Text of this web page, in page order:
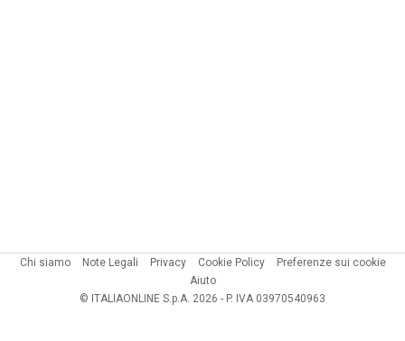
Chi siamo Note Legali Privacy Cookie Policy
Preferenze sui cookie
Aiuto
© ITALIAONLINE S.p.A. 2026 - P. IVA 03970540963